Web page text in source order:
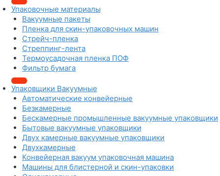
Упаковочные материалы
Вакуумные пакеты
Пленка для скин-упаковочных машин
Стрейч-пленка
Стреппинг-лента
Термоусадочная пленка ПОФ
Фильтр бумага
Упаковщики Вакуумные
Автоматические конвейерные
Безкамерные
Бескамерные промышленные вакуумные упаковщики
Бытовые вакуумные упаковщики
Двух камерные вакуумные упаковщики
Двухкамерные
Конвейерная вакуум упаковочная машина
Машины для блистерной и скин-упаковки